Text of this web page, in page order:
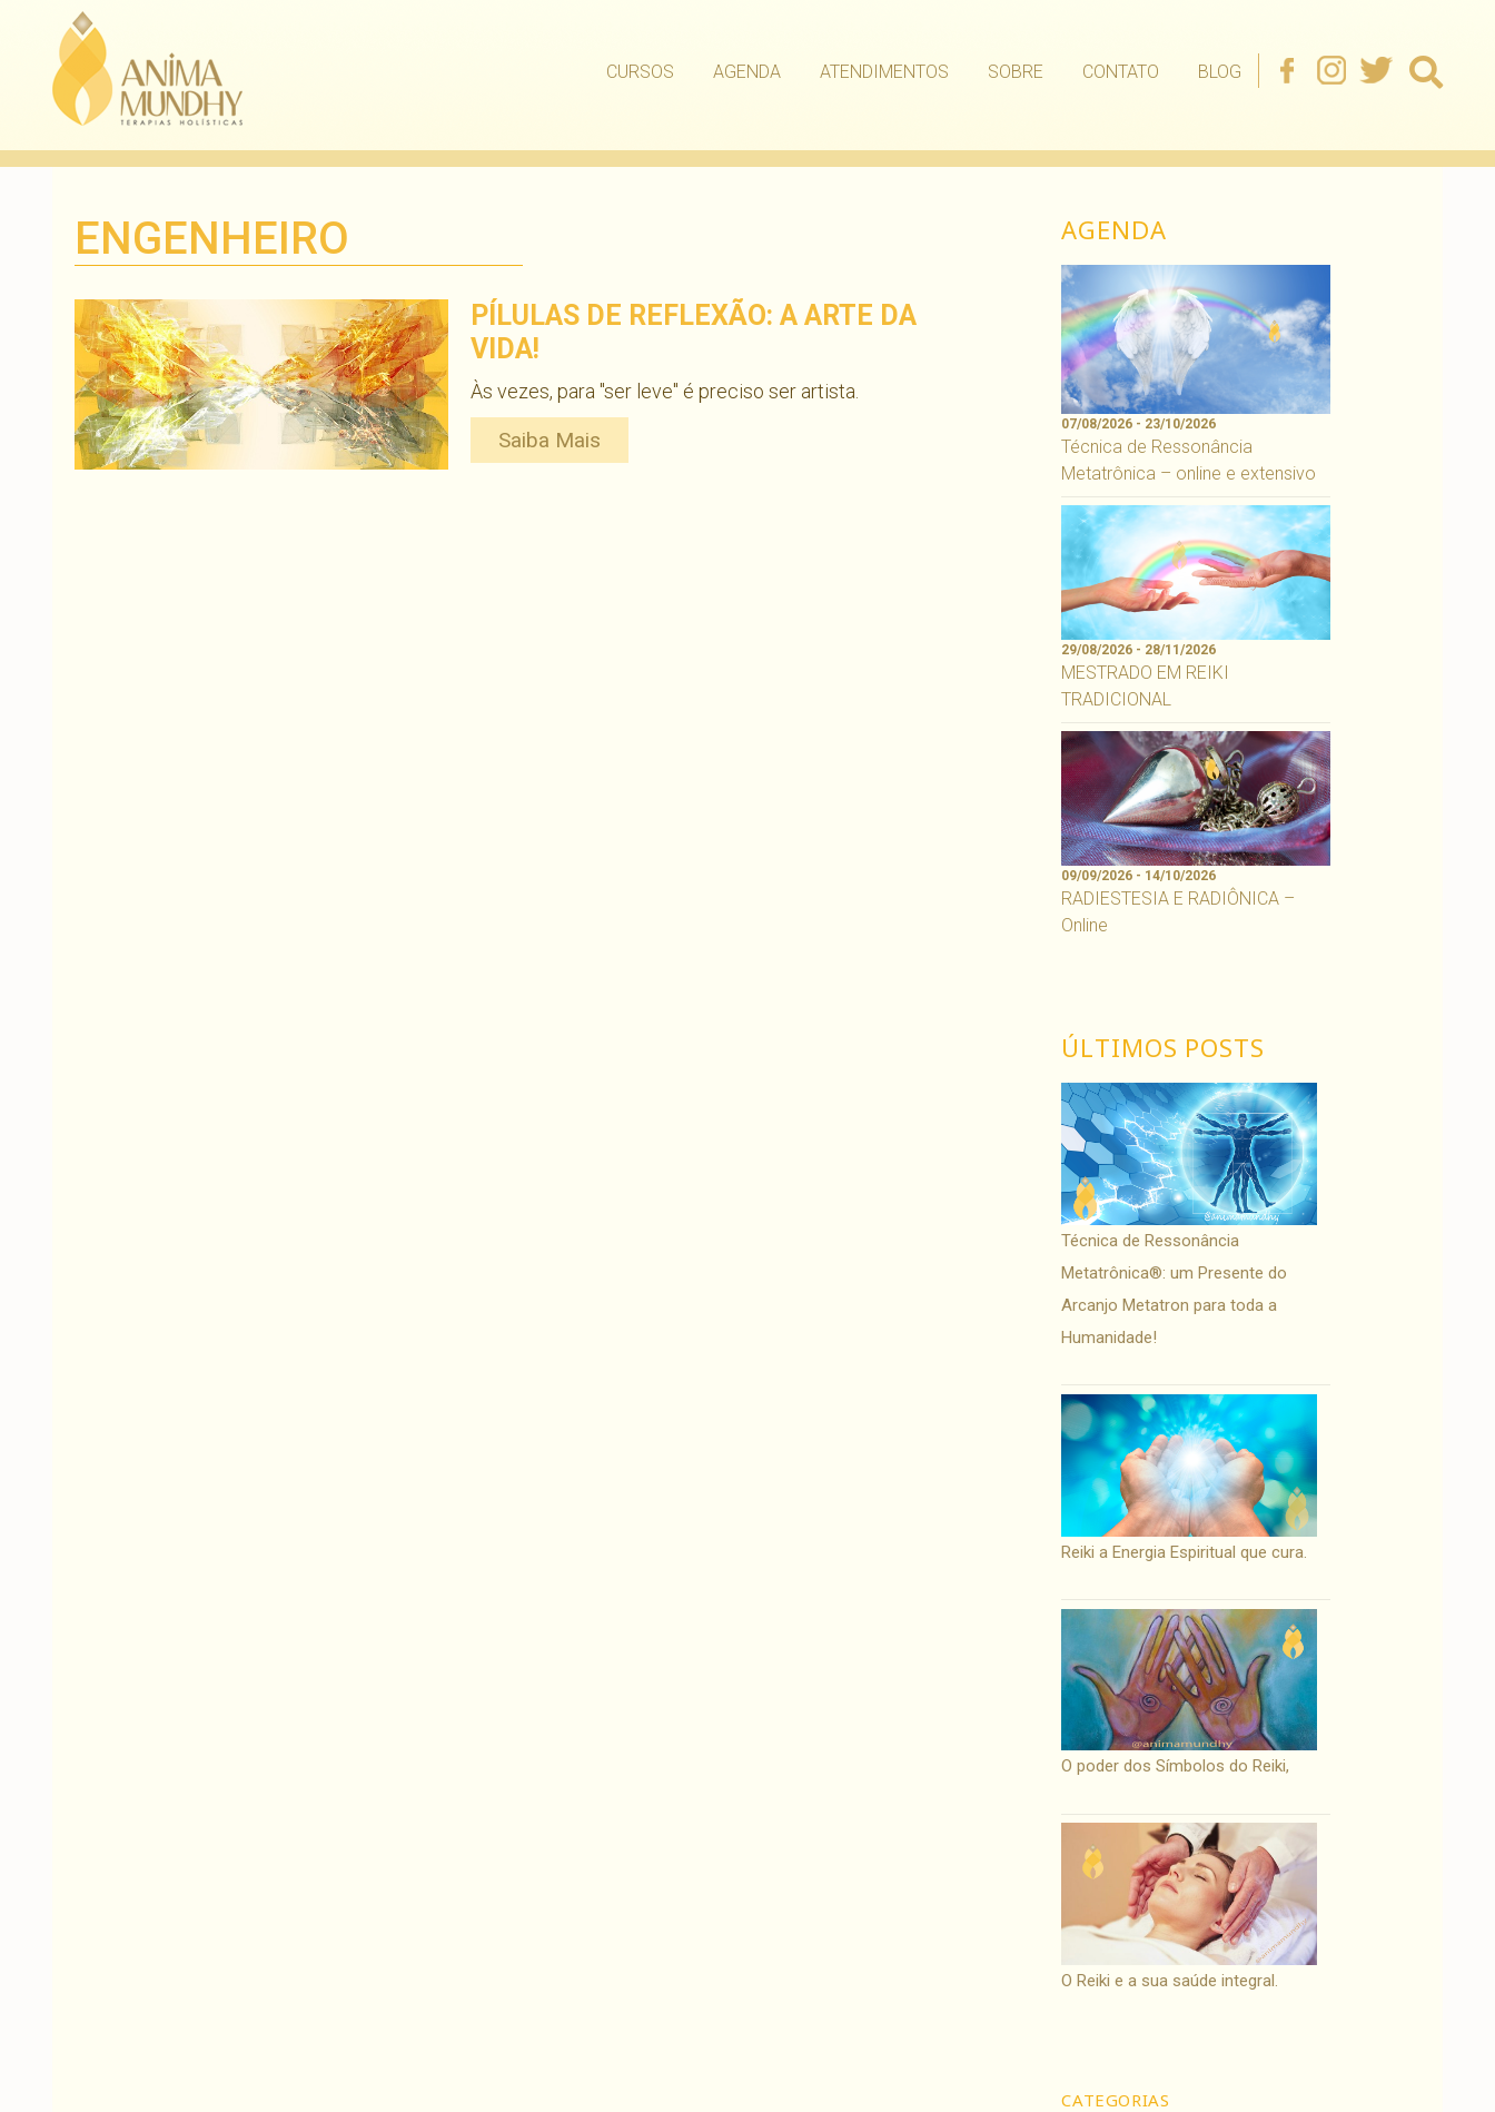
CURSOS AGENDA ATENDIMENTOS SOBRE CONTATO BLOG
ENGENHEIRO
PÍLULAS DE REFLEXÃO: A ARTE DA
VIDA!
Às vezes, para "ser leve" é preciso ser artista.
Saiba Mais
AGENDA
07/08/2026 - 23/10/2026
Técnica de Ressonância
Metatrônica – online e extensivo
29/08/2026 - 28/11/2026
MESTRADO EM REIKI
TRADICIONAL
09/09/2026 - 14/10/2026
RADIESTESIA E RADIÔNICA –
Online
ÚLTIMOS POSTS
Técnica de Ressonância
Metatrônica®: um Presente do
Arcanjo Metatron para toda a
Humanidade!
Reiki a Energia Espiritual que cura.
O poder dos Símbolos do Reiki,
O Reiki e a sua saúde integral.
CATEGORIAS